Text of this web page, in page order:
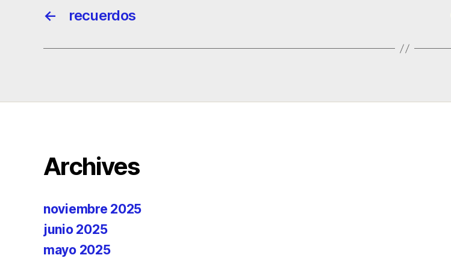
← recuerdos
Archives
noviembre 2025
junio 2025
mayo 2025